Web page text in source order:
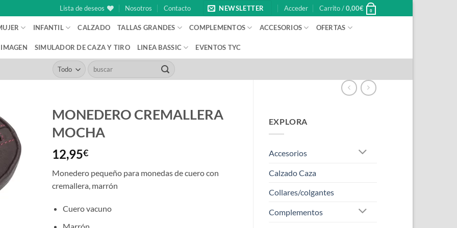
Lista de deseos Nosotros Contacto NEWSLETTER Acceder Carrito /0,00€ 0
INFANTIL CALZADO TALLAS GRANDES COMPLEMENTOS ACCESORIOS OFERTAS
IMAGEN SIMULADOR DE CAZA Y TIRO LINEA BASSIC EVENTOS TYC
Buscar
por:
EXPLORA
Accesorios
Calzado Caza
Collares/colgantes
Complementos
MONEDERO CREMALLERA
MOCHA
12,95€
Monedero pequeño para monedas de cuero con
cremallera, marrón
Cuero vacuno